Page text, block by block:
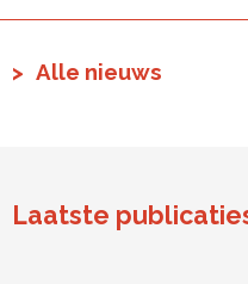
Alle nieuws
Laatste